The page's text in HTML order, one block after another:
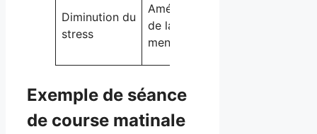
Diminution du
stress
Amélioration
de la santé
mentale
Exemple de séance
de course matinale